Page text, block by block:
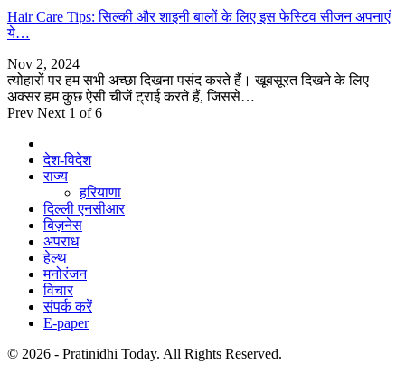
Hair Care Tips: सिल्की और शाइनी बालों के लिए इस फेस्टिव सीजन अपनाएं
ये…
Nov 2, 2024
त्योहारों पर हम सभी अच्छा दिखना पसंद करते हैं। खूबसूरत दिखने के लिए
अक्सर हम कुछ ऐसी चीजें ट्राई करते हैं, जिससे…
Prev Next 1 of 6
देश-विदेश
राज्य
हरियाणा
दिल्ली एनसीआर
बिज़नेस
अपराध
हेल्थ
मनोरंजन
विचार
संपर्क करें
E-paper
© 2026 - Pratinidhi Today. All Rights Reserved.